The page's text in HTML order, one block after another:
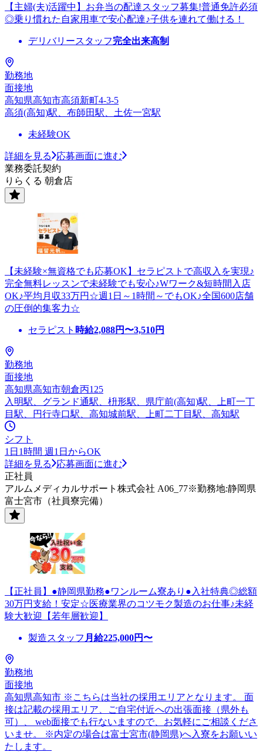
【主婦(夫)活躍中】お弁当の配達スタッフ募集!普通免許必須
◎乗り慣れた自家用車で安心配達♪子供を連れて働ける！
デリバリースタッフ完全出来高制
勤務地
面接地
高知県高知市高須新町4-3-5
高須(高知)駅、布師田駅、土佐一宮駅
未経験OK
詳細を見る
応募画面に進む
業務委託契約
りらくる 朝倉店
【未経験×無資格でも応募OK】セラピストで高収入を実現♪
完全無料レッスンで未経験でも安心♪Wワーク&短時間入店
OK♪平均月収33万円☆週1日～1時間～でもOK♪全国600店舗
の圧倒的集客力☆
セラピスト 時給2,088円〜3,510円
勤務地
面接地
高知県高知市朝倉丙125
入明駅、グランド通駅、枡形駅、県庁前(高知)駅、上町一丁
目駅、円行寺口駅、高知城前駅、上町二丁目駅、高知駅
シフト
1日1時間 週1日からOK
詳細を見る
応募画面に進む
正社員
アルムメディカルサポート株式会社 A06_77※勤務地:静岡県
富士宮市（社員寮完備）
【正社員】●静岡県勤務●ワンルーム寮あり●入社特典◎総額
30万円支給！安定☆医療業界のコツモク製造のお仕事♪未経
験大歓迎【若年層歓迎】
製造スタッフ 月給225,000円〜
勤務地
面接地
高知県高知市 ※こちらは当社の採用エリアとなります。 面
接は記載の採用エリア、ご自宅付近への出張面接（県外も
可）、 web面接でも行ないますので、お気軽にご相談くださ
いませ。 ※内定の場合は富士宮市(静岡県)へ入寮をお願いい
たします。